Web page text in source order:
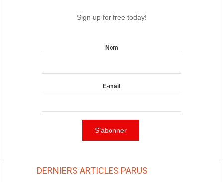
Sign up for free today!
Nom
E-mail
DERNIERS ARTICLES PARUS